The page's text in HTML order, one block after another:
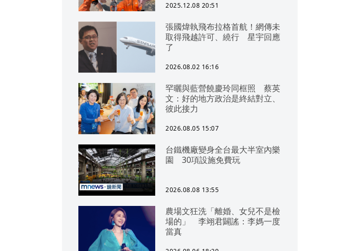
2025.12.08 20:51
張國煒執飛布拉格首航！網傳未
取得飛越許可、繞行 星宇回應
了
2026.08.02 16:16
罕曬與藍營饒慶玲同框照 蔡英
文：好的地方政治是終結對立、
彼此接力
2026.08.05 15:07
台鐵機廠變身全台最大半室內樂
園 30項設施免費玩
2026.08.08 13:55
農場文狂洗「離婚、女兒不是檢
場的」 李翊君闢謠：李媽一度
當真